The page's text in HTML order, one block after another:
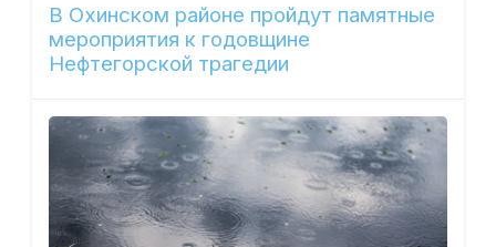
В Охинском районе пройдут памятные
мероприятия к годовщине
Нефтегорской трагедии